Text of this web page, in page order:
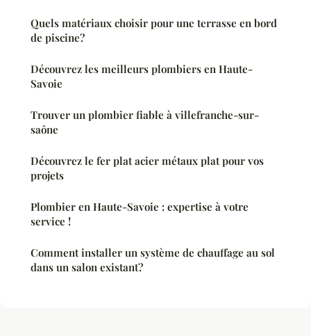
Quels matériaux choisir pour une terrasse en bord
de piscine?
Découvrez les meilleurs plombiers en Haute-
Savoie
Trouver un plombier fiable à villefranche-sur-
saône
Découvrez le fer plat acier métaux plat pour vos
projets
Plombier en Haute-Savoie : expertise à votre
service !
Comment installer un système de chauffage au sol
dans un salon existant?